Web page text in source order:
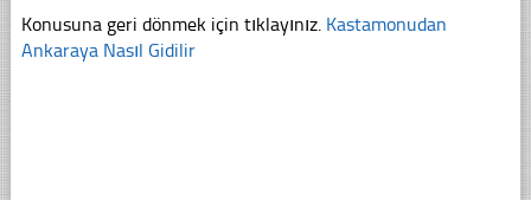
Konusuna geri dönmek için tıklayınız. Kastamonudan
Ankaraya Nasıl Gidilir